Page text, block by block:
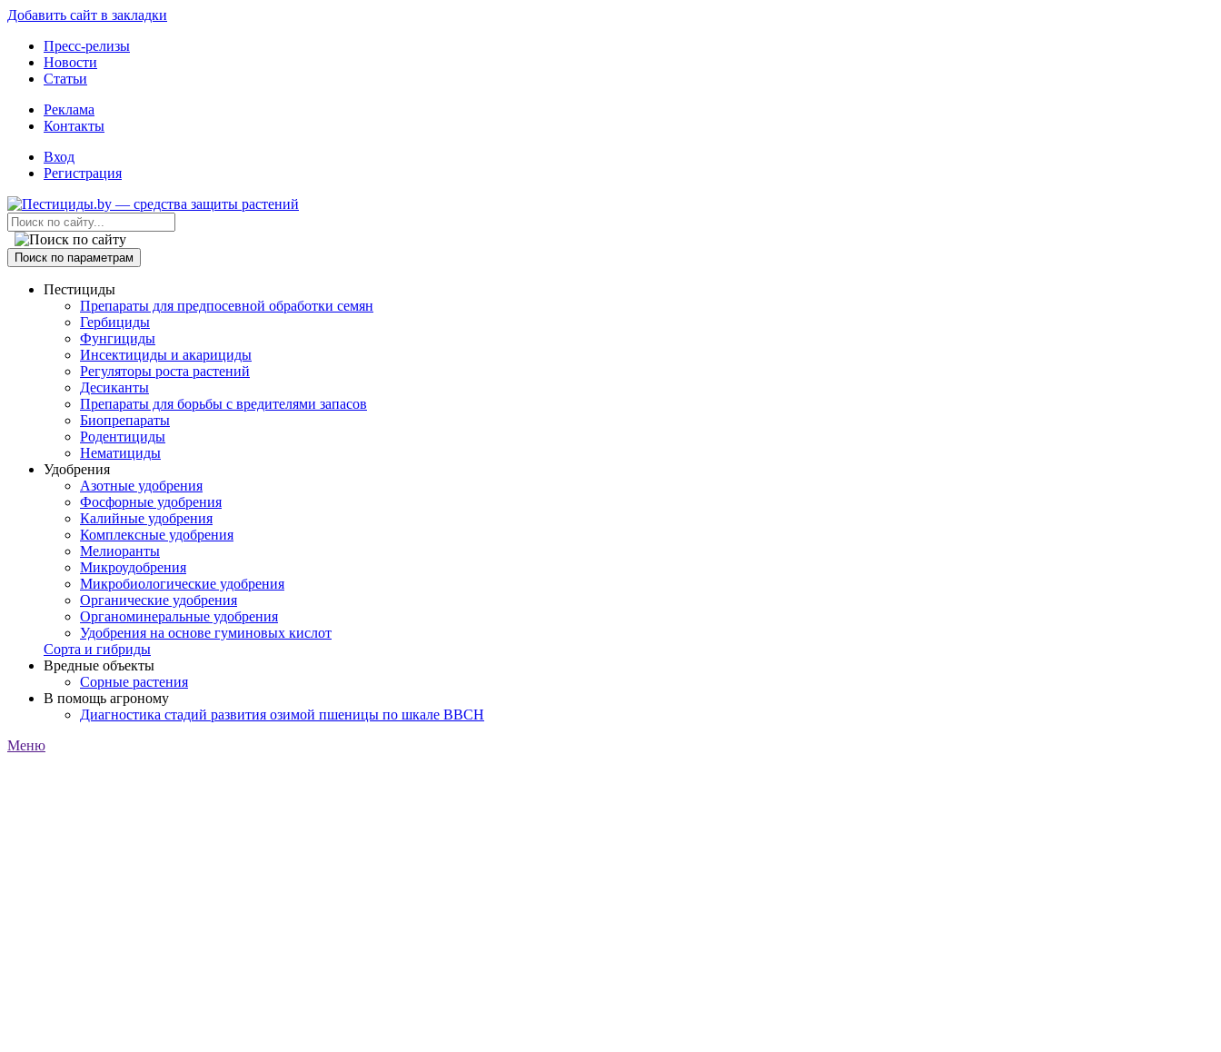
Добавить сайт в закладки
Пресс-релизы
Новости
Статьи
Реклама
Контакты
Вход
Регистрация
Поиск по параметрам
Пестициды
Препараты для предпосевной обработки семян
Гербициды
Фунгициды
Инсектициды и акарициды
Регуляторы роста растений
Десиканты
Препараты для борьбы с вредителями запасов
Биопрепараты
Родентициды
Нематициды
Удобрения
Азотные удобрения
Фосфорные удобрения
Калийные удобрения
Комплексные удобрения
Мелиоранты
Микроудобрения
Микробиологические удобрения
Органические удобрения
Органоминеральные удобрения
Удобрения на основе гуминовых кислот
Сорта и гибриды
Вредные объекты
Сорные растения
В помощь агроному
Диагностика стадий развития озимой пшеницы по шкале ВВСН
Меню